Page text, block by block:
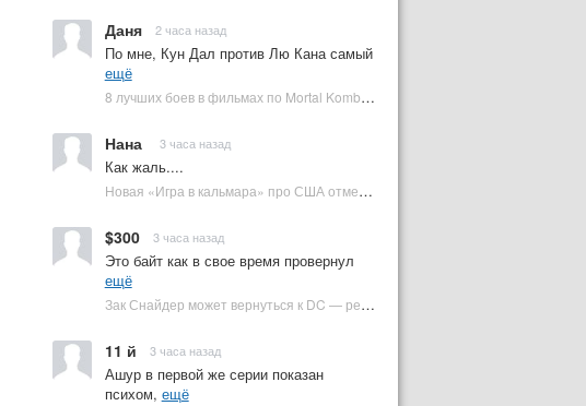
Даня 2 часа назад
По мне, Кун Дал против Лю Кана самый
ещё
8 лучших боев в фильмах по Mortal Kombat: от «Смертельной битвы» до «Мортал Комбат 2» | Plugged In Ru
Нана 3 часа назад
Как жаль....
Новая «Игра в кальмара» про США отменена | Plugged In Ru
$300 3 часа назад
Это байт как в свое время провернул
ещё
Зак Снайдер может вернуться к DC — режиссер общался с Warner Bros. (фото) | Plugged In Ru
11 й 3 часа назад
Ашур в первой же серии показан
психом, ещё